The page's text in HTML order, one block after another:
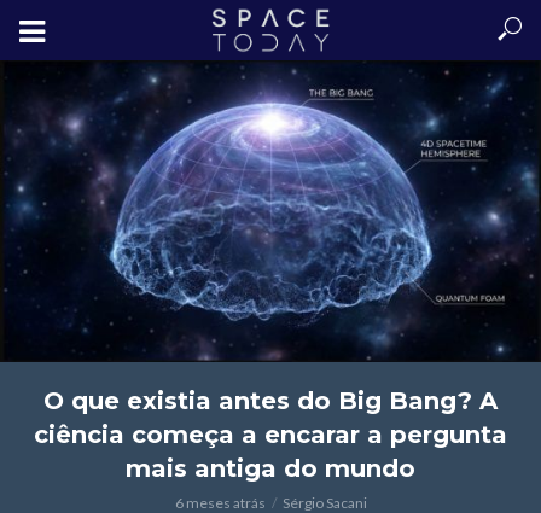
O que existia antes do Big Bang? A
ciência começa a encarar a pergunta
mais antiga do mundo
6 meses atrás Sérgio Sacani